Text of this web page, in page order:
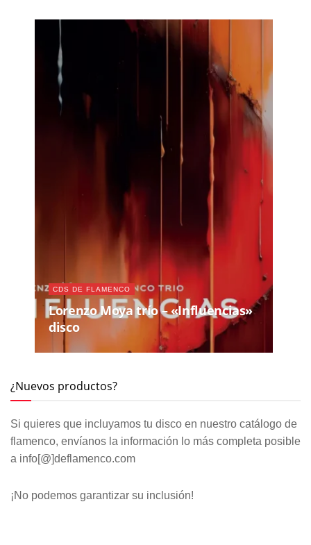
CDS DE FLAMENCO
Lorenzo Moya trío – «Influencias»
disco
¿Nuevos productos?
Si quieres que incluyamos tu disco en nuestro catálogo de
flamenco, envíanos la información lo más completa posible
a info[@]deflamenco.com
¡No podemos garantizar su inclusión!